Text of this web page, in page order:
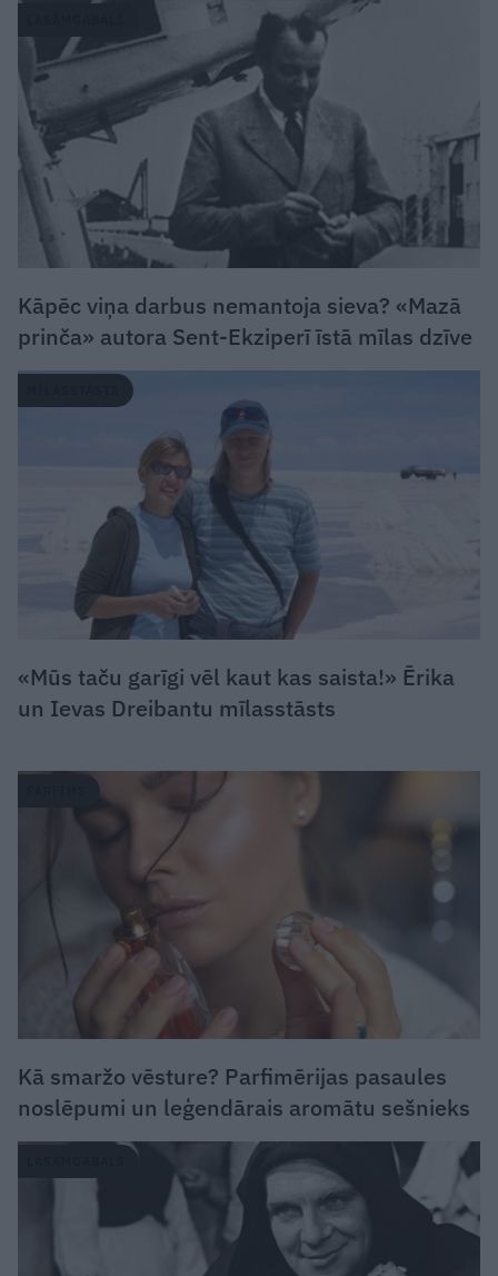
Kāpēc viņa darbus nemantoja sieva? «Mazā
prinča» autora Sent-Ekziperī īstā mīlas dzīve
«Mūs taču garīgi vēl kaut kas saista!» Ērika
un Ievas Dreibantu mīlasstāsts
Kā smaržo vēsture? Parfimērijas pasaules
noslēpumi un leģendārais aromātu sešnieks